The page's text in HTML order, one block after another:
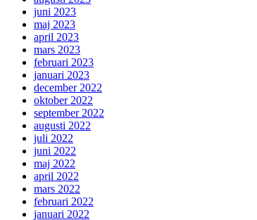
juni 2023
maj 2023
april 2023
mars 2023
februari 2023
januari 2023
december 2022
oktober 2022
september 2022
augusti 2022
juli 2022
juni 2022
maj 2022
april 2022
mars 2022
februari 2022
januari 2022